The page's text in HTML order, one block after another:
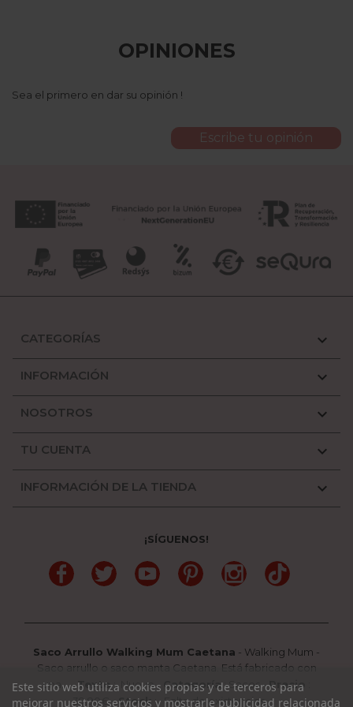
OPINIONES
Sea el primero en dar su opinión !
Escribe tu opinión
CATEGORÍAS 
INFORMACIÓN 
NOSOTROS 
TU CUENTA 
INFORMACIÓN DE LA TIENDA 
¡SÍGUENOS!
FacebookTwitter YouTube PinterestInstagramTikTok
Saco Arrullo Walking Mum Caetana - Walking Mum -
Saco arrullo o saco manta Caetana. Está fabricado con
una...-Texto: Nuevo- Categoría:Sacos-Precio
39.90€ -Stock : Falta de existencias
Este sitio web utiliza cookies propias y de terceros para
mejorar nuestros servicios y mostrarle publicidad relacionada